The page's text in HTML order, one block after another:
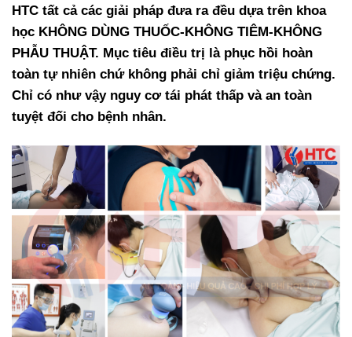
HTC tất cả các giải pháp đưa ra đều dựa trên khoa
học KHÔNG DÙNG THUỐC-KHÔNG TIÊM-KHÔNG
PHẪU THUẬT. Mục tiêu điều trị là phục hồi hoàn
toàn tự nhiên chứ không phải chỉ giảm triệu chứng.
Chỉ có như vậy nguy cơ tái phát thấp và an toàn
tuyệt đối cho bệnh nhân.